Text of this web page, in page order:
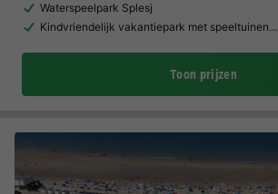
Waterspeelpark Splesj
Kindvriendelijk vakantiepark met speeltuinen…
Toon prijzen